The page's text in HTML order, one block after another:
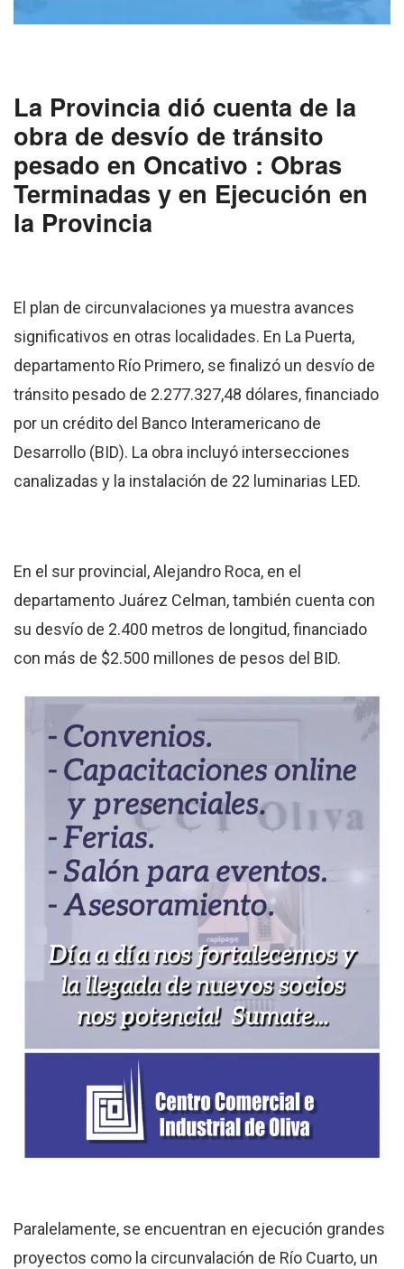
La Provincia dió cuenta de la
obra de desvío de tránsito
pesado en Oncativo : Obras
Terminadas y en Ejecución en
la Provincia
El plan de circunvalaciones ya muestra avances
significativos en otras localidades. En La Puerta,
departamento Río Primero, se finalizó un desvío de
tránsito pesado de 2.277.327,48 dólares, financiado
por un crédito del Banco Interamericano de
Desarrollo (BID). La obra incluyó intersecciones
canalizadas y la instalación de 22 luminarias LED.
En el sur provincial, Alejandro Roca, en el
departamento Juárez Celman, también cuenta con
su desvío de 2.400 metros de longitud, financiado
con más de $2.500 millones de pesos del BID.
Paralelamente, se encuentran en ejecución grandes
proyectos como la circunvalación de Río Cuarto, un